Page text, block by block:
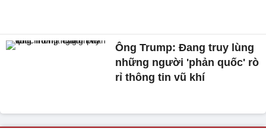
Ông Trump: Đang truy lùng
những người 'phản quốc' rò
rỉ thông tin vũ khí